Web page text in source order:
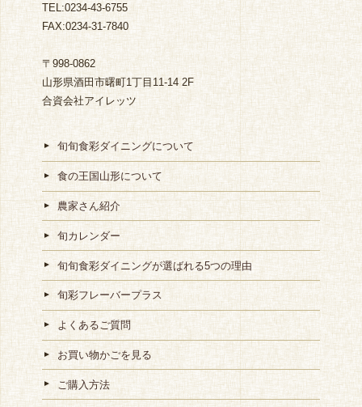
TEL:0234-43-6755
FAX:0234-31-7840
〒998-0862
山形県酒田市曙町1丁目11-14 2F
合資会社アイレッツ
旬旬食彩ダイニングについて
食の王国山形について
農家さん紹介
旬カレンダー
旬旬食彩ダイニングが選ばれる5つの理由
旬彩フレーバープラス
よくあるご質問
お買い物かごを見る
ご購入方法